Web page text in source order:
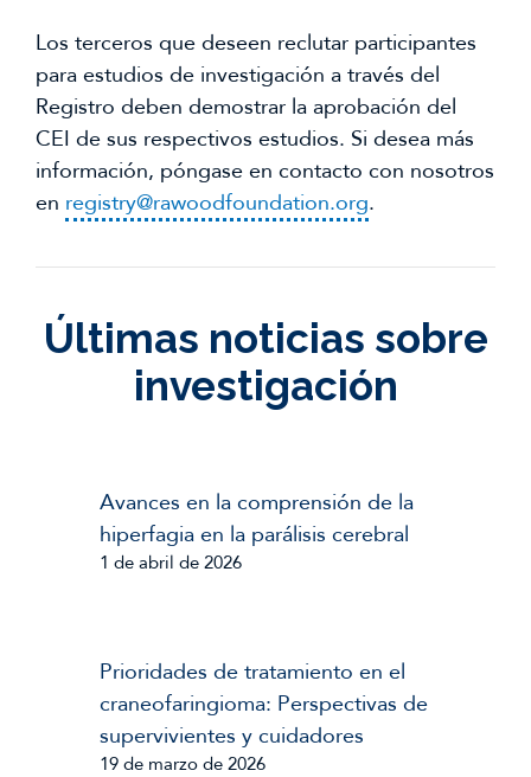
Los terceros que deseen reclutar participantes
para estudios de investigación a través del
Registro deben demostrar la aprobación del
CEI de sus respectivos estudios. Si desea más
información, póngase en contacto con nosotros
en registry@rawoodfoundation.org.
Últimas noticias sobre
investigación
Avances en la comprensión de la
hiperfagia en la parálisis cerebral
1 de abril de 2026
Prioridades de tratamiento en el
craneofaringioma: Perspectivas de
supervivientes y cuidadores
19 de marzo de 2026